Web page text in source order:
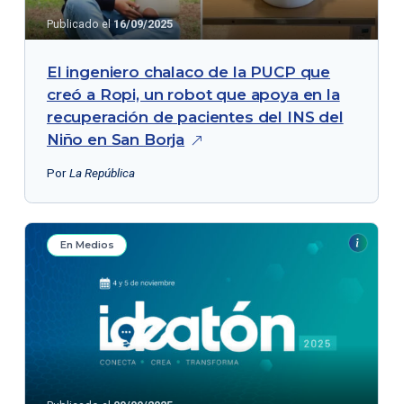
Publicado el 16/09/2025
El ingeniero chalaco de la PUCP que
creó a Ropi, un robot que apoya en la
recuperación de pacientes del INS del
Niño en San Borja
PorLa República
En Medios